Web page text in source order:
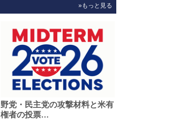
»もっと見る
野党・民主党の攻撃材料と米有
権者の投票…